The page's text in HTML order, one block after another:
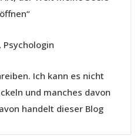
Psychologin
Ich kann es nicht
und manches davon
handelt dieser Blog